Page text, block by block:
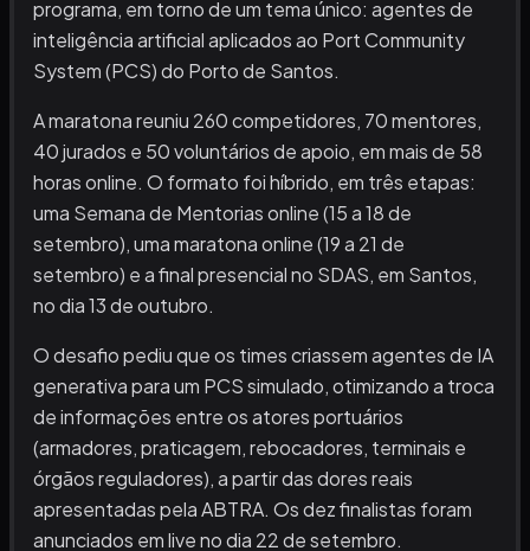
programa, em torno de um tema único: agentes de
inteligência artificial aplicados ao Port Community
System (PCS) do Porto de Santos.
A maratona reuniu 260 competidores, 70 mentores,
40 jurados e 50 voluntários de apoio, em mais de 58
horas online. O formato foi híbrido, em três etapas:
uma Semana de Mentorias online (15 a 18 de
setembro), uma maratona online (19 a 21 de
setembro) e a final presencial no SDAS, em Santos,
no dia 13 de outubro.
O desafio pediu que os times criassem agentes de IA
generativa para um PCS simulado, otimizando a troca
de informações entre os atores portuários
(armadores, praticagem, rebocadores, terminais e
órgãos reguladores), a partir das dores reais
apresentadas pela ABTRA. Os dez finalistas foram
anunciados em live no dia 22 de setembro.